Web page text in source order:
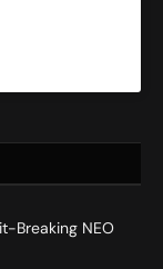
Breaking NEO